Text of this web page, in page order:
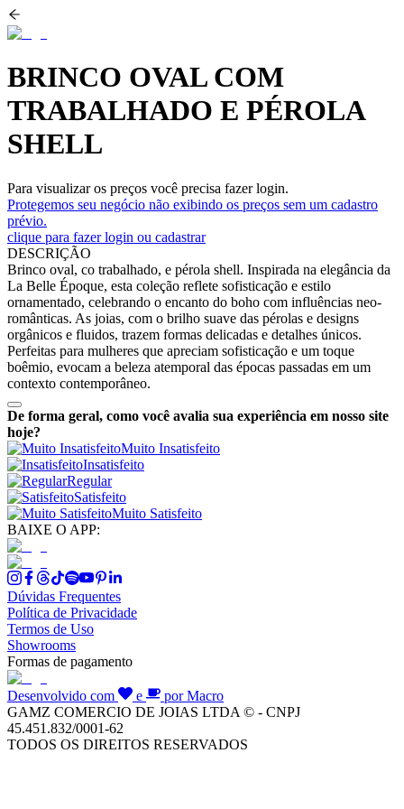
BRINCO OVAL COM
TRABALHADO E PÉROLA
SHELL
Para visualizar os preços você precisa fazer login.
Protegemos seu negócio não exibindo os preços sem um cadastro
prévio.
clique para fazer login ou cadastrar
DESCRIÇÃO
Brinco oval, co trabalhado, e pérola shell. Inspirada na elegância da
La Belle Époque, esta coleção reflete sofisticação e estilo
ornamentado, celebrando o encanto do boho com influências neo-
românticas. As joias, com o brilho suave das pérolas e designs
orgânicos e fluidos, trazem formas delicadas e detalhes únicos.
Perfeitas para mulheres que apreciam sofisticação e um toque
boêmio, evocam a beleza atemporal das épocas passadas em um
contexto contemporâneo.
De forma geral, como você avalia sua experiência em nosso site
hoje?
Muito Insatisfeito
Insatisfeito
Regular
Satisfeito
Muito Satisfeito
BAIXE O APP:
Dúvidas Frequentes
Política de Privacidade
Termos de Uso
Showrooms
Formas de pagamento
Desenvolvido com e
por Macro
GAMZ COMERCIO DE JOIAS LTDA © - CNPJ
45.451.832/0001-62
TODOS OS DIREITOS RESERVADOS